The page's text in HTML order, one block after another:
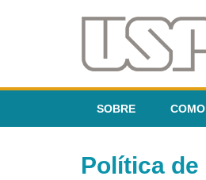
SOBRE
Política de